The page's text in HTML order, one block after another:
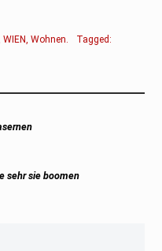
WIEN,Wohnen.
Tagged:
sehr sie boomen